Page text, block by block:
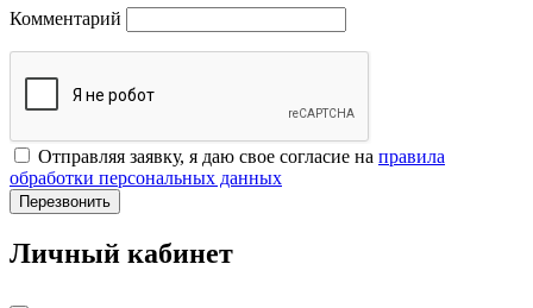
Комментарий
Отправляя заявку, я даю свое согласие на правила
обработки персональных данных
Перезвонить
Личный кабинет